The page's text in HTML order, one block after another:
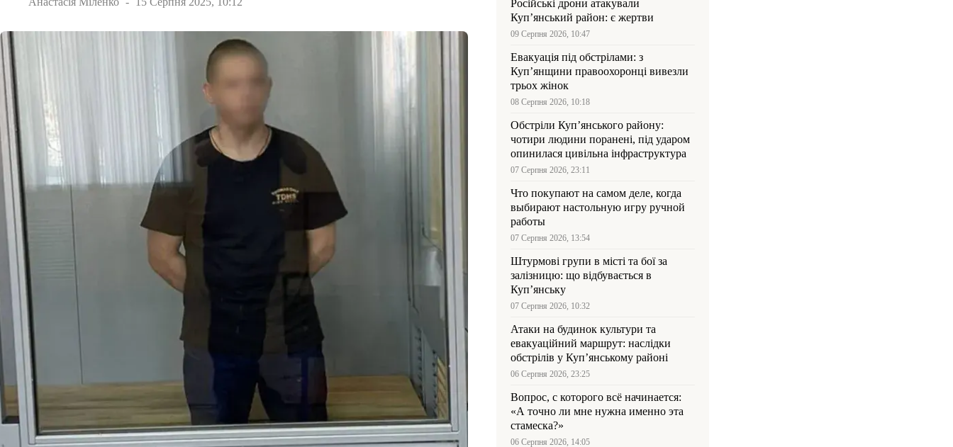
Російські дрони атакували
Куп’янський район: є жертви
09 Серпня 2026, 10:47
Евакуація під обстрілами: з
Куп’янщини правоохоронці вивезли
трьох жінок
08 Серпня 2026, 10:18
Обстріли Куп’янського району:
чотири людини поранені, під ударом
опинилася цивільна інфраструктура
07 Серпня 2026, 23:11
Что покупают на самом деле, когда
выбирают настольную игру ручной
работы
07 Серпня 2026, 13:54
Штурмові групи в місті та бої за
залізницю: що відбувається в
Куп’янську
07 Серпня 2026, 10:32
Атаки на будинок культури та
евакуаційний маршрут: наслідки
обстрілів у Куп’янському районі
06 Серпня 2026, 23:25
Вопрос, с которого всё начинается:
«А точно ли мне нужна именно эта
стамеска?»
06 Серпня 2026, 14:05